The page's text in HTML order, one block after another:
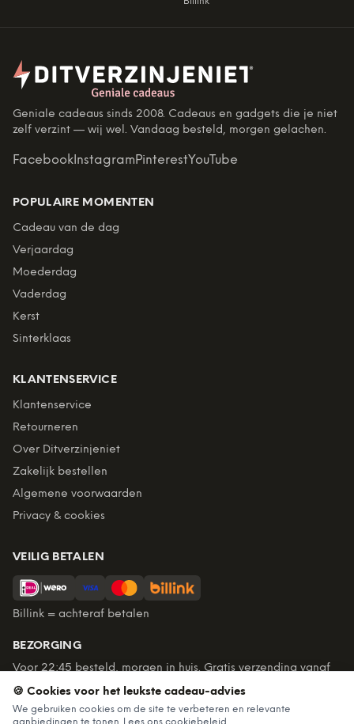
Geniale cadeaus sinds 2008. Cadeaus en gadgets die je niet
zelf verzint — wij wel. Vandaag besteld, morgen gelachen.
Facebook InstagramPinterestYouTube
POPULAIRE MOMENTEN
Cadeau van de dag
Verjaardag
Moederdag
Vaderdag
Kerst
Sinterklaas
KLANTENSERVICE
Klantenservice
Retourneren
Over Ditverzinjeniet
Zakelijk bestellen
Algemene voorwaarden
Privacy & cookies
VEILIG BETALEN
Billink = achteraf betalen
BEZORGING
Voor 22:45 besteld, morgen in huis. Gratis verzending vanaf
€60. Tot 365 dagen retourneren.
★ 4,7/5 uit 6.235beoordelingen
🍪 Cookies voor het leukste cadeau-advies
We gebruiken cookies om de site te verbeteren en relevante